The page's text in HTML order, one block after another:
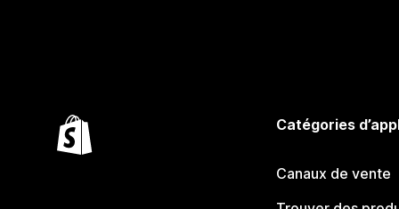
Catégories
Canaux de vente